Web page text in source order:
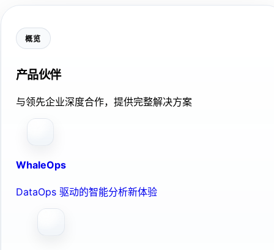
概览
产品伙伴
与领先企业深度合作，提供完整解决方案
WhaleOps
DataOps 驱动的智能分析新体验